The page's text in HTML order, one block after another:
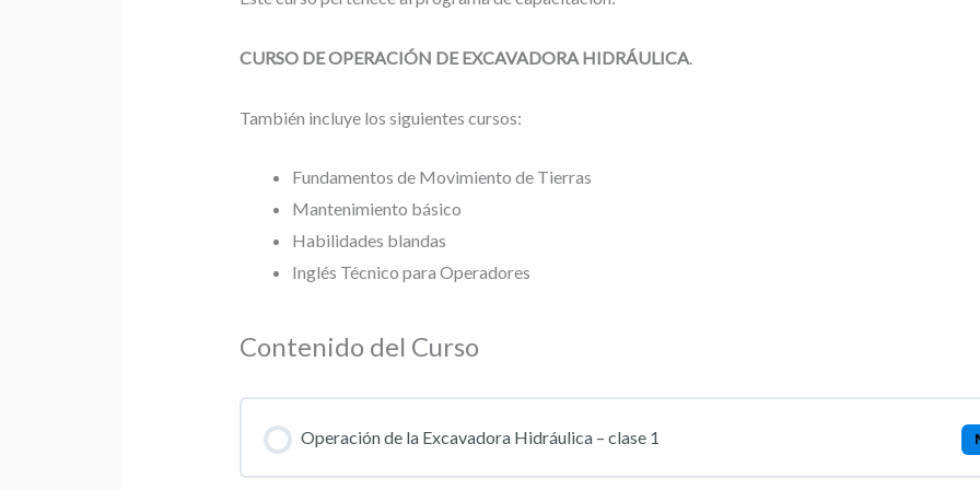
CURSO DE OPERACIÓN DE EXCAVADORA HIDRÁULICA.
También incluye los siguientes cursos:
Fundamentos de Movimiento de Tierras
Mantenimiento básico
Habilidades blandas
Inglés Técnico para Operadores
Contenido del Curso
Operación de la Excavadora Hidráulica – clase 1